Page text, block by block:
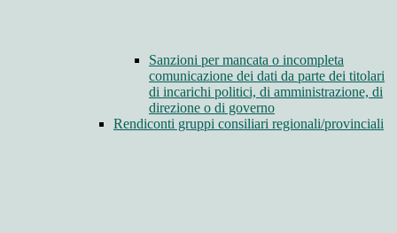
Sanzioni per mancata o incompleta
comunicazione dei dati da parte dei titolari
di incarichi politici, di amministrazione, di
direzione o di governo
Rendiconti gruppi consiliari regionali/provinciali